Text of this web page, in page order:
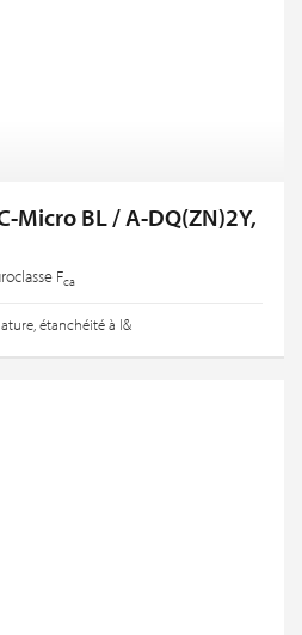
Micro BL / A-DQ(ZN)2Y,
Fca
étanchéité à l&